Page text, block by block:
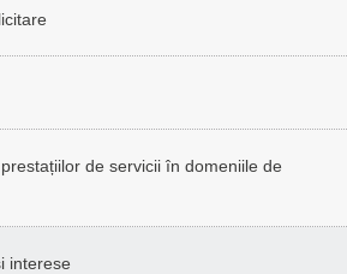
de servicii în domeniile de
interese